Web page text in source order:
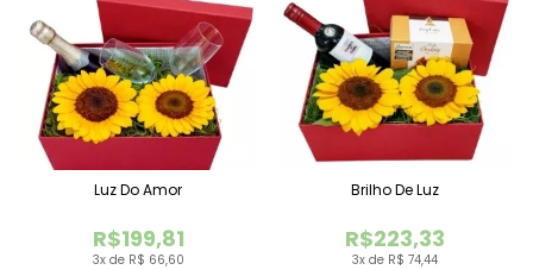
3x de R$ 66,60
R$199,81
Luz Do Amor
3x de R$ 74,44
R$223,33
Brilho De Luz